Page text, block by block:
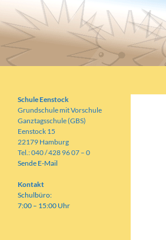
Zum
Inhalt
springen
Grundschule mit Vorschule
Schule Eenstock
Grundschule mit Vorschule
Ganztagsschule (GBS)
Eenstock 15
22179 Hamburg
Tel.: 040 / 428 96 07 – 0
Sende E-Mail
Kontakt
Schulbüro:
7:00 – 15:00 Uhr